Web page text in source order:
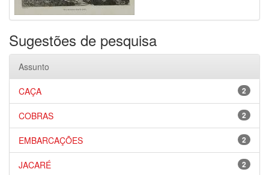
Sugestões de pesquisa
Assunto
2
CAÇA
2
COBRAS
2
EMBARCAÇÕES
2
JACARÉ